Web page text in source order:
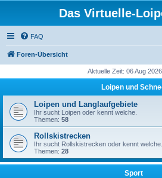
Das Virtuelle-
FAQ
Foren-Übersicht
Aktuelle Zeit: 06 Aug
Loipen und
Loipen und Langlaufgebiete
Ihr sucht Loipen oder kennt welche.
Themen: 58
Rollskistrecken
Ihr sucht Rollskistrecken oder kennt welche.
Themen: 28
Sport